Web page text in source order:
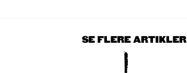
SE FLERE ARTIKLER